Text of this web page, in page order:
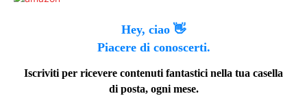
Hey, ciao 👋
Piacere di conoscerti.
Iscriviti per ricevere contenuti fantastici nella tua casella
di posta, ogni mese.